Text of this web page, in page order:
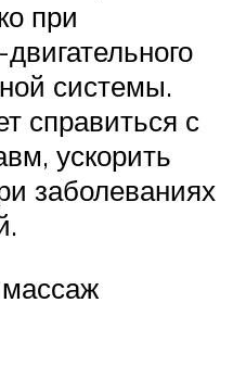
при
системы.
справиться с
ускорить
заболеваниях
массаж